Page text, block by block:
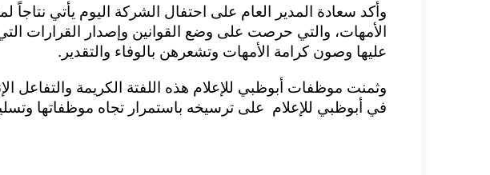
وأكد سعادة المدير العام على احتفال الشركة اليوم يأتي نتاجاً
الأمهات، والتي حرصت على وضع القوانين وإصدار القرارات
عليها وصون كرامة الأمهات وتشعرهن بالوفاء والتقدير.
وثمنت موظفات أبوظبي للإعلام هذه اللفتة الكريمة والتفاعل
في أبوظبي للإعلام على ترسيخه باستمرار تجاه موظفاتها